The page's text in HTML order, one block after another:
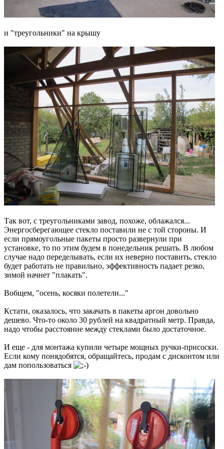
и "треугольники" на крышу
Так вот, с треугольниками завод, похоже, облажался...
Энергосберегающее стекло поставили не с той стороны. И
если прямоугольные пакеты просто развернули при
установке, то по этим будем в понедельник решать. В любом
случае надо переделывать, если их неверно поставить, стекло
будет работать не правильно, эффективность падает резко,
зимой начнет "плакать".
Вобщем, "осень, косяки полетели..."
Кстати, оказалось, что закачать в пакеты аргон довольно
дешево. Что-то около 30 рублей на квадратный метр. Правда,
надо чтобы расстояние между стеклами было достаточное.
И еще - для монтажа купили четыре мощных ручки-присоски.
Если кому понядобятся, обращайтесь, продам с дисконтом или
дам попользоваться